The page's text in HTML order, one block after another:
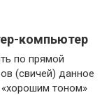
компьютер
по прямой
(свичей) данное
«хорошим тоном»